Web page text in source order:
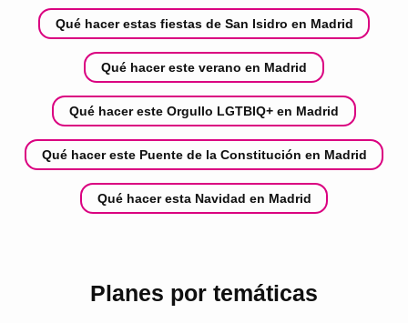
Qué hacer estas fiestas de San Isidro en Madrid
Qué hacer este verano en Madrid
Qué hacer este Orgullo LGTBIQ+ en Madrid
Qué hacer este Puente de la Constitución en Madrid
Qué hacer esta Navidad en Madrid
Planes por temáticas